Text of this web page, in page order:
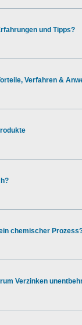
und Tipps?
Verfahren &
chemischer
Verzinken